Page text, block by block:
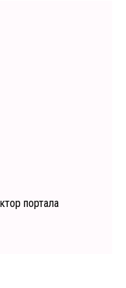
портала